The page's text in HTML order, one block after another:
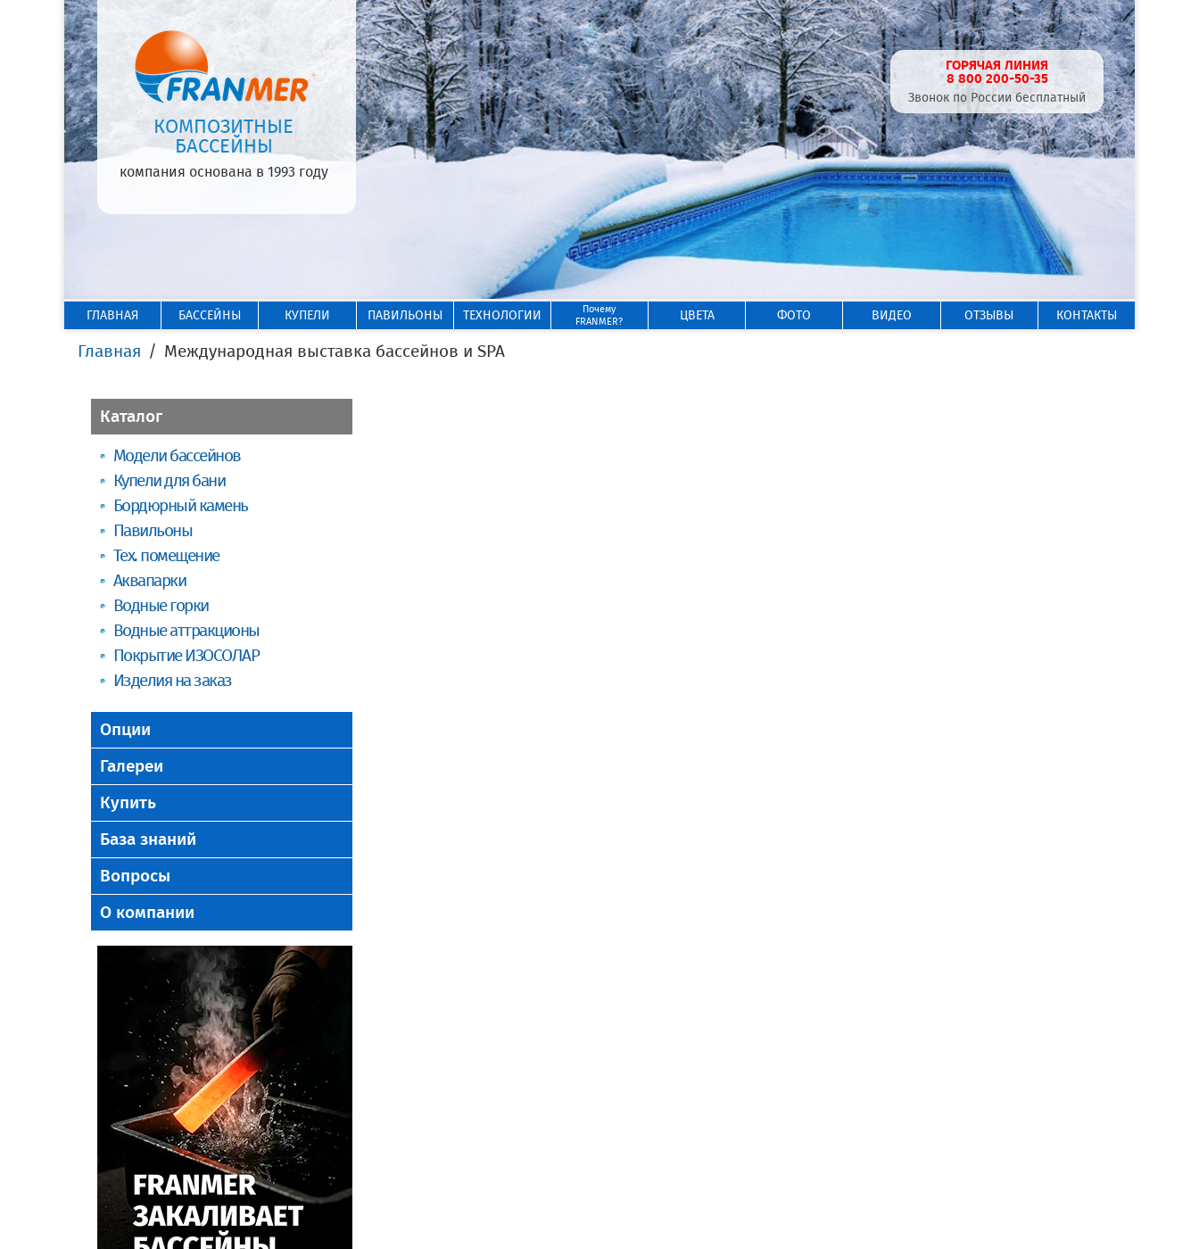
КОМПОЗИТНЫЕ
БАССЕЙНЫ
компания основана в 1993 году
ГОРЯЧАЯ ЛИНИЯ
8 800 200-50-35
Звонок по России бесплатный
ГЛАВНАЯ БАССЕЙНЫ КУПЕЛИ ПАВИЛЬОНЫ ТЕХНОЛОГИИ
Почему
FRANMER?
ЦВЕТА ФОТО ВИДЕО ОТЗЫВЫ КОНТАКТЫ
Главная Международная выставка бассейнов и SPA
Каталог
Модели бассейнов
Купели для бани
Бордюрный камень
Павильоны
Тех. помещение
Аквапарки
Водные горки
Водные аттракционы
Покрытие ИЗОСОЛАР
Изделия на заказ
Опции
Галереи
Купить
База знаний
Вопросы
О компании